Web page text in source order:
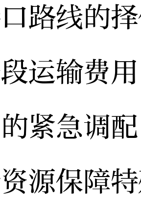
路线的
运输费
紧急调
源保障